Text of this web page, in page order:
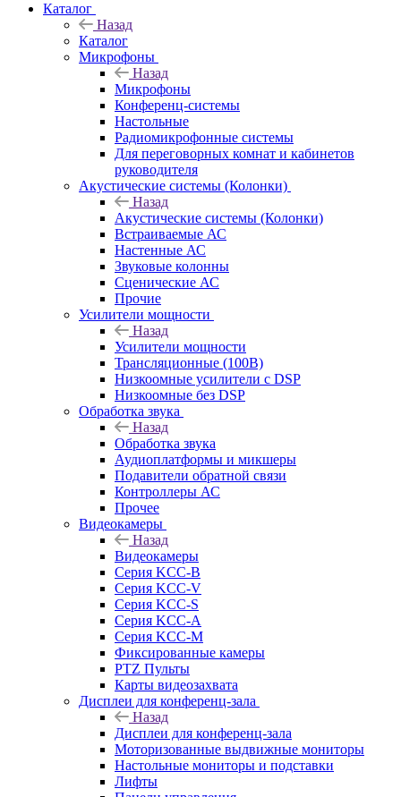
Каталог
Назад
Каталог
Микрофоны
Назад
Микрофоны
Конференц-системы
Настольные
Радиомикрофонные системы
Для переговорных комнат и кабинетов
руководителя
Акустические системы (Колонки)
Назад
Акустические системы (Колонки)
Встраиваемые АС
Настенные АС
Звуковые колонны
Сценические АС
Прочие
Усилители мощности
Назад
Усилители мощности
Трансляционные (100В)
Низкоомные усилители с DSP
Низкоомные без DSP
Обработка звука
Назад
Обработка звука
Аудиоплатформы и микшеры
Подавители обратной связи
Контроллеры АС
Прочее
Видеокамеры
Назад
Видеокамеры
Серия KCC-B
Серия KCC-V
Серия KCC-S
Серия KCC-A
Серия KCC-M
Фиксированные камеры
PTZ Пульты
Карты видеозахвата
Дисплеи для конференц-зала
Назад
Дисплеи для конференц-зала
Моторизованные выдвижные мониторы
Настольные мониторы и подставки
Лифты